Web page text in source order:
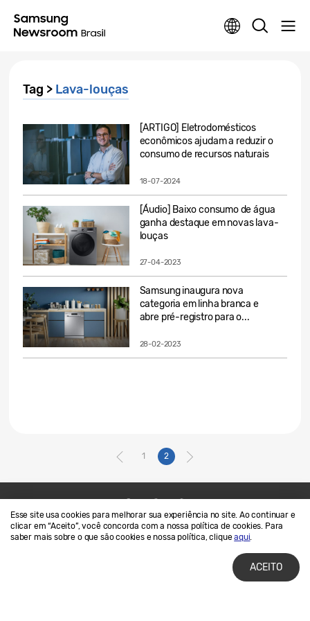
Esse site usa cookies para melhorar sua experiência no site. Ao continuar e
clicar em “Aceito”, você concorda com a nossa política de cookies. Para
saber mais sobre o que são cookies e nossa política, cliqueaqui.
ACEITO
Tag > Lava-louças
[ARTIGO] Eletrodomésticos
econômicos ajudam a reduzir o
consumo de recursos naturais
18-07-2024
[Áudio] Baixo consumo de água
ganha destaque em novas lava-
louças
27-04-2023
Samsung inaugura nova
categoria em linha branca e
abre pré-registro para o...
28-02-2023
1 2
Contato
SAMSUNG.COM
Termos de Uso
Privacidade e Cookies